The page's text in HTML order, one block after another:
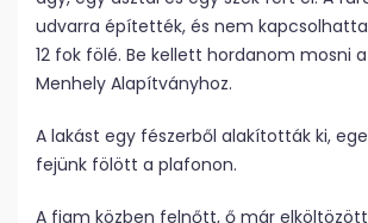
udvarra építették, és nem
12 fok fölé. Be kellett hordanom mosni
Menhely Alapítványhoz.
A lakást egy fészerből alakították ki,
fejünk fölött a plafonon.
A fiam közben felnőtt, ő már